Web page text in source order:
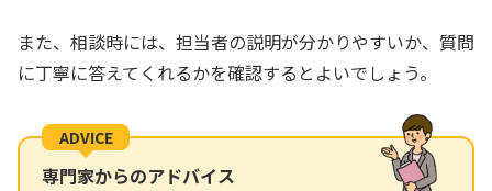
また、相談時には、担当者の説明が分かりやすいか、質問
に丁寧に答えてくれるかを確認するとよいでしょう。
ADVICE
専門家からのアドバイス